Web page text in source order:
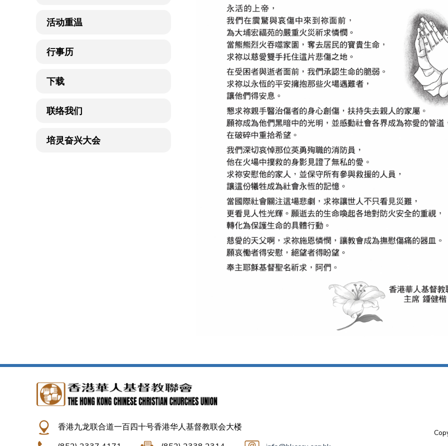
活动重温
行事历
下载
联络我们
培灵奋兴大会
香港九龙联合道一百四十号香港华人基督教联会大楼